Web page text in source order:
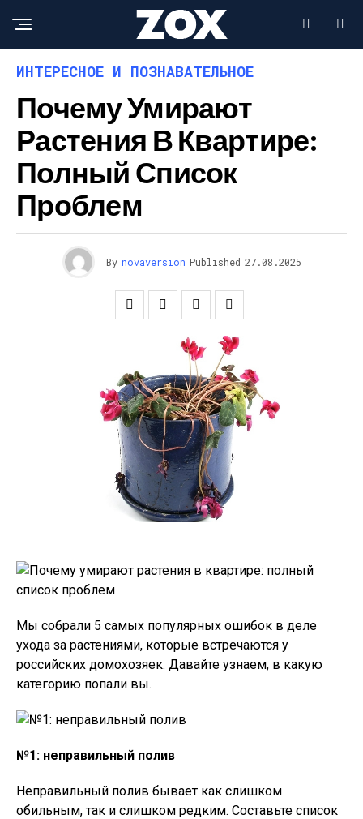
ИНТЕРЕСНОЕ И ПОЗНАВАТЕЛЬНОЕ
Почему Умирают
Растения В Квартире:
Полный Список
Проблем
By novaversion Published 27.08.2025
Мы собрали 5 самых популярных ошибок в деле
ухода за растениями, которые встречаются у
российских домохозяек. Давайте узнаем, в какую
категорию попали вы.
№1: неправильный полив
Неправильный полив бывает как слишком
обильным, так и слишком редким. Составьте список